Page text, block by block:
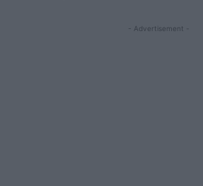
- Advertisement -